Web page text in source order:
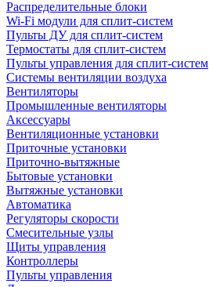
Распределительные блоки
Wi-Fi модули для сплит-систем
Пульты ДУ для сплит-систем
Термостаты для сплит-систем
Пульты управления для сплит-систем
Системы вентиляции воздуха
Вентиляторы
Промышленные вентиляторы
Аксессуары
Вентиляционные установки
Приточные установки
Приточно-вытяжные
Бытовые установки
Вытяжные установки
Автоматика
Регуляторы скорости
Смесительные узлы
Щиты управления
Контроллеры
Пульты управления